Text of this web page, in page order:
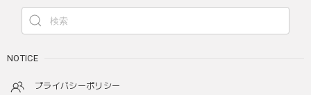
NOTICE
プライバシーポリシー